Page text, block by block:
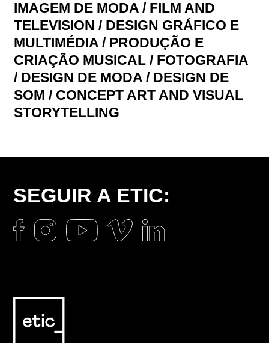
IMAGEM DE MODA/ FILM AND
TELEVISION/ DESIGN GRÁFICO E
MULTIMÉDIA/ PRODUÇÃO E
CRIAÇÃO MUSICAL/ FOTOGRAFIA
/ DESIGN DE MODA/ DESIGN DE
SOM/ CONCEPT ART AND VISUAL
STORYTELLING
SEGUIR A ETIC: